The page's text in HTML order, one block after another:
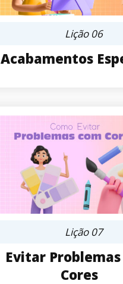
Lição 06
Acabamentos
Lição 07
Evitar
Cores